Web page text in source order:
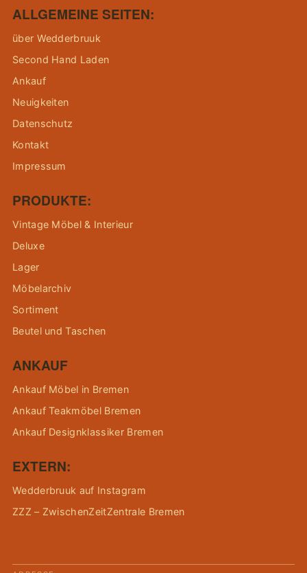
ALLGEMEINE SEITEN:
über Wedderbruuk
Second Hand Laden
Ankauf
Neuigkeiten
Datenschutz
Kontakt
Impressum
PRODUKTE:
Vintage Möbel & Interieur
Deluxe
Lager
Möbelarchiv
Sortiment
Beutel und Taschen
ANKAUF
Ankauf Möbel in Bremen
Ankauf Teakmöbel Bremen
Ankauf Designklassiker Bremen
EXTERN:
Wedderbruuk auf Instagram
ZZZ – ZwischenZeitZentrale Bremen